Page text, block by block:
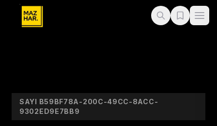
SAYI B59BF78A-200C-49CC-8ACC-
9302ED9E7BB9